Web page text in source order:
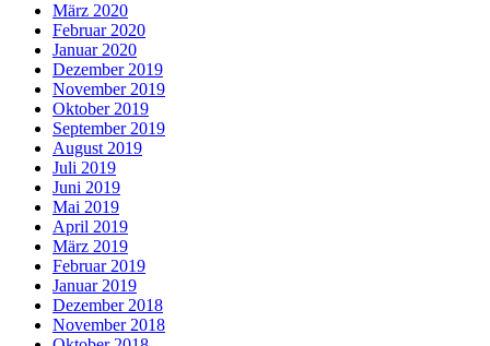
März 2020
Februar 2020
Januar 2020
Dezember 2019
November 2019
Oktober 2019
September 2019
August 2019
Juli 2019
Juni 2019
Mai 2019
April 2019
März 2019
Februar 2019
Januar 2019
Dezember 2018
November 2018